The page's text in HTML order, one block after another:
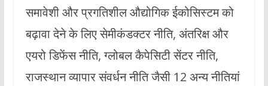
समावेशी और प्रगतिशील औद्योगिक ईकोसिस्टम को
बढ़ावा देने के लिए सेमीकंडक्टर नीति, अंतरिक्ष और
एयरो डिफेंस नीति, ग्लोबल कैपेसिटी सेंटर नीति,
राजस्थान व्यापार संवर्धन नीति जैसी 12 अन्य नीतियां